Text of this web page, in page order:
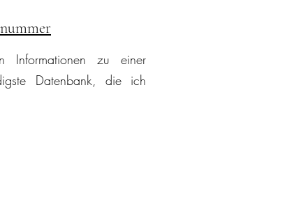
Informationen zu einer
Datenbank, die ich